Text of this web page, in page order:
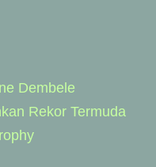
Dembele
Rekor Termuda